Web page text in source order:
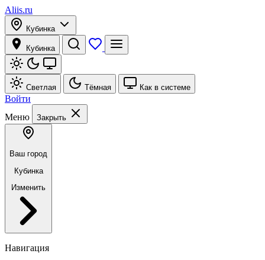
Aliis.ru
Кубинка
Кубинка
Светлая Тёмная Как в системе
Войти
Меню
Закрыть
Ваш город
Кубинка
Изменить
Навигация